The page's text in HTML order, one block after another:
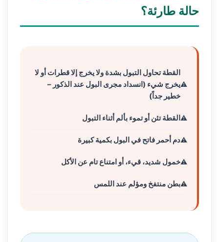
حالة طارئة؟
القطة تحاول التبول بشدة ولا يخرج إلا قطرات أو لا
يخرج شيء (انسداد مجرى البول عند الذكور –
خطير جداً)
القطة تئن أو تموء بألم أثناء التبول
دم أحمر فاتح في البول بكمية كبيرة
خمول شديد، قيء، أو امتناع تام عن الأكل
بطن منتفخ ومؤلم عند اللمس